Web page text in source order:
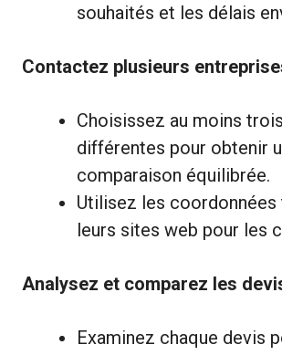
souhaités et les délais
Contactez plusieurs
Choisissez au moins
différentes pour obtenir
comparaison équilibrée.
Utilisez les coordonnées
leurs sites web pour les
Analysez et comparez les
Examinez chaque devis